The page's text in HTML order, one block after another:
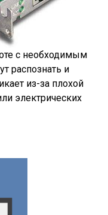
с необходимым
распознать и
из-за плохой
электрических